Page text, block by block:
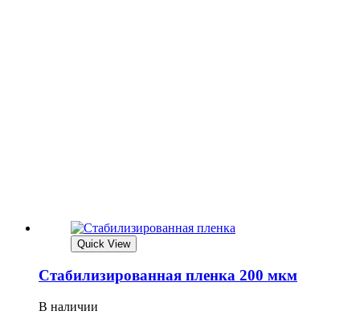
Quick View
Стабилизированная пленка 200 мкм
В наличии